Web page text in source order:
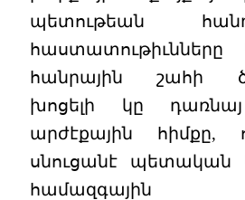
պետութեան
հանրային շահի
խոցելի կը
արժէքային
սնուցանէ պետական
համազգային